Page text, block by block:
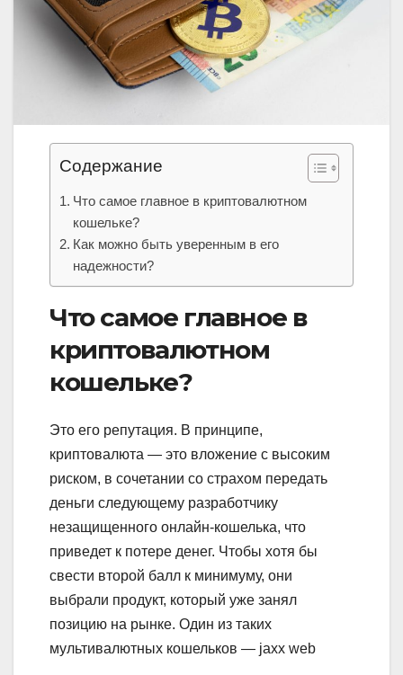
Содержание
Что самое главное в криптовалютном
кошельке?
Как можно быть уверенным в его
надежности?
Что самое главное в
криптовалютном
кошельке?
Это его репутация. В принципе,
криптовалюта — это вложение с высоким
риском, в сочетании со страхом передать
деньги следующему разработчику
незащищенного онлайн-кошелька, что
приведет к потере денег. Чтобы хотя бы
свести второй балл к минимуму, они
выбрали продукт, который уже занял
позицию на рынке. Один из таких
мультивалютных кошельков — jaxx web